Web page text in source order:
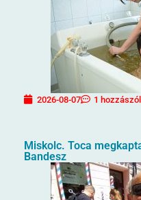
2026-08-07 1
Miskolc. Toca
Bandesz